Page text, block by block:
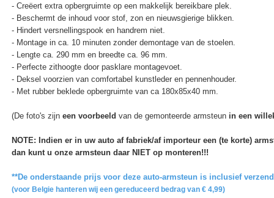
- Creëert extra opbergruimte op een makkelijk bereikbare plek.
- Beschermt de inhoud voor stof, zon en nieuwsgierige blikken.
- Hindert versnellingspook en handrem niet.
- Montage in ca. 10 minuten zonder demontage van de stoelen.
- Lengte ca. 290 mm en breedte ca. 96 mm.
- Perfecte zithoogte door pasklare montagevoet.
- Deksel voorzien van comfortabel kunstleder en pennenhouder.
- Met rubber beklede opbergruimte van ca 180x85x40 mm.
(De foto's zijn een voorbeeld van de gemonteerde armsteun in een
NOTE: Indien er in uw auto af fabriek/af importeur een (te korte)
dan kunt u onze armsteun daar NIET op monteren!!!
**De onderstaande prijs voor deze auto-armsteun is inclusief
(voor Belgie hanteren wij een gereduceerd bedrag van € 4,99)